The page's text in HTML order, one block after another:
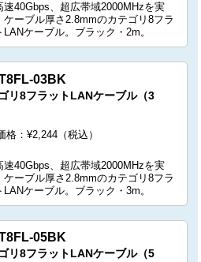
速40Gbps、超広帯域2000MHzを実
ケーブル厚さ2.8mmのカテゴリ8フラ
LANケーブル。ブラック・2m。
03BK
リ8フラットLANケーブル（3
格：¥2,244（税込）
速40Gbps、超広帯域2000MHzを実
ケーブル厚さ2.8mmのカテゴリ8フラ
LANケーブル。ブラック・3m。
05BK
リ8フラットLANケーブル（5